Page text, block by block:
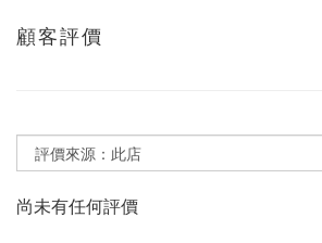
顧客評價
尚未有任何評價